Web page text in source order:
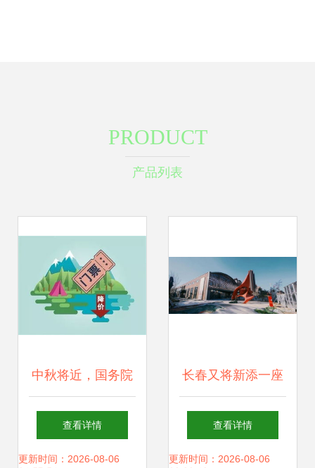
PRODUCT
产品列表
中秋将近，国务院
发文 你的休假和旅
游有新变化——旅
查看详情
更新时间：2026-08-06
长春又将新添一座
文化新地标 等你打
卡
查看详情
更新时间：2026-08-06